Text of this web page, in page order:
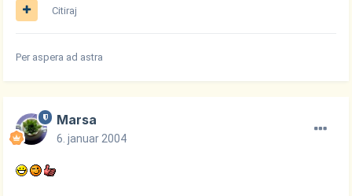
Citiraj
Per aspera ad astra
Marsa
6. januar 2004